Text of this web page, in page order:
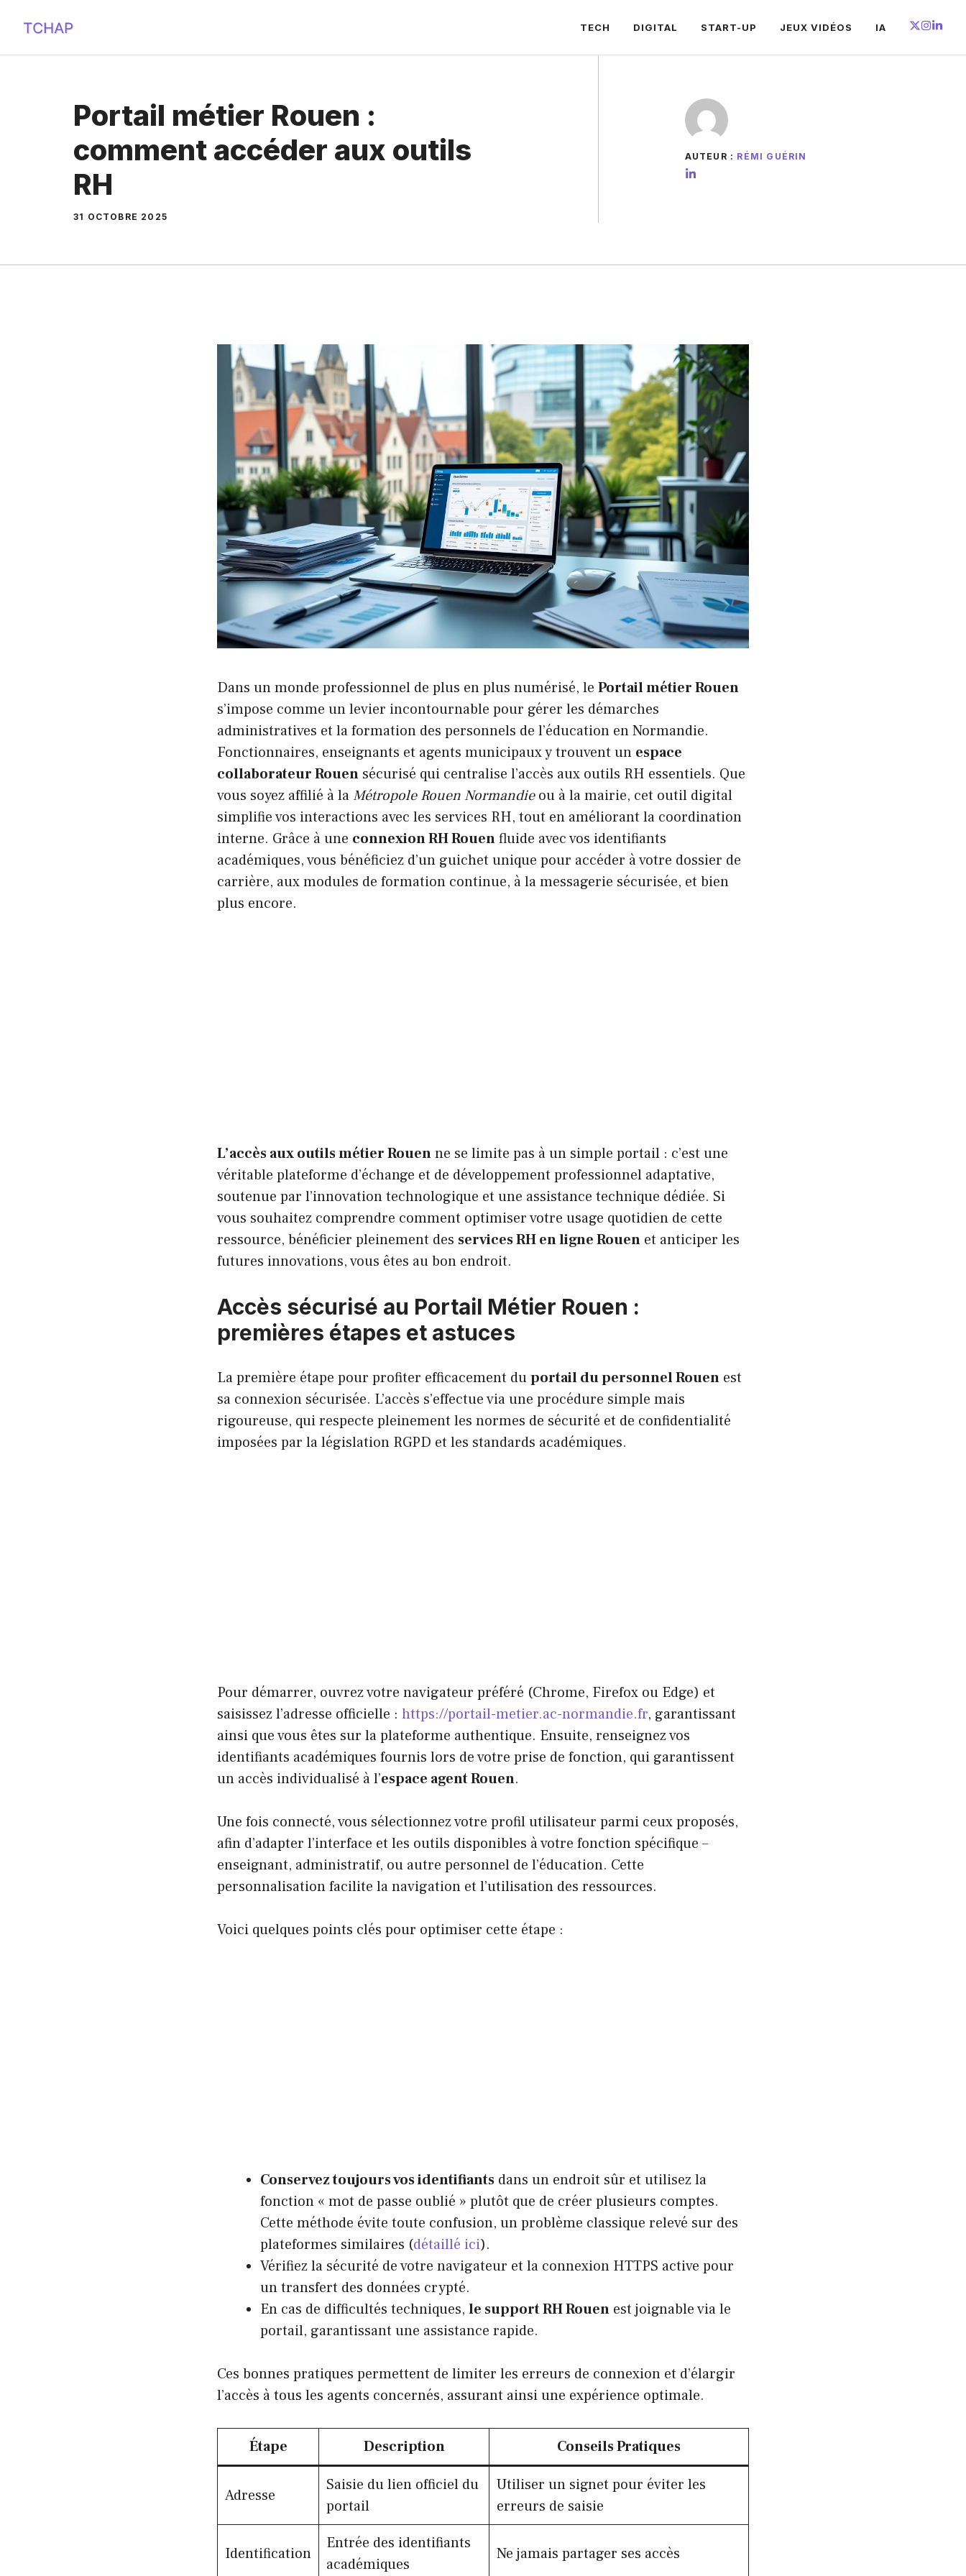
contenu
TECH DIGITAL START-UP JEUX VIDÉOS IA
Portail métier Rouen :
comment accéder aux outils
RH
31 OCTOBRE 2025
AUTEUR : RÉMI GUÉRIN
Dans un monde professionnel de plus en plus numérisé, le Portail métier Rouen
s’impose comme un levier incontournable pour gérer les démarches
administratives et la formation des personnels de l’éducation en Normandie.
Fonctionnaires, enseignants et agents municipaux y trouvent un espace
collaborateur Rouen sécurisé qui centralise l’accès aux outils RH essentiels. Que
vous soyez affilié à la Métropole Rouen Normandieou à la mairie, cet outil digital
simplifie vos interactions avec les services RH, tout en améliorant la coordination
interne. Grâce à une connexion RH Rouenfluide avec vos identifiants
académiques, vous bénéficiez d’un guichet unique pour accéder à votre dossier de
carrière, aux modules de formation continue, à la messagerie sécurisée, et bien
plus encore.
L’accès aux outils métier Rouenne se limite pas à un simple portail : c’est une
véritable plateforme d’échange et de développement professionnel adaptative,
soutenue par l’innovation technologique et une assistance technique dédiée. Si
vous souhaitez comprendre comment optimiser votre usage quotidien de cette
ressource, bénéficier pleinement des services RH en ligne Rouen et anticiper les
futures innovations, vous êtes au bon endroit.
Accès sécurisé au Portail Métier Rouen :
premières étapes et astuces
La première étape pour profiter efficacement duportail du personnel Rouen est
sa connexion sécurisée. L’accès s’effectue via une procédure simple mais
rigoureuse, qui respecte pleinement les normes de sécurité et de confidentialité
imposées par la législation RGPD et les standards académiques.
Pour démarrer, ouvrez votre navigateur préféré (Chrome, Firefox ou Edge) et
saisissez l’adresse officielle : https://portail-metier.ac-normandie.fr, garantissant
ainsi que vous êtes sur la plateforme authentique. Ensuite, renseignez vos
identifiants académiques fournis lors de votre prise de fonction, qui garantissent
un accès individualisé à l’espace agent Rouen.
Une fois connecté, vous sélectionnez votre profil utilisateur parmi ceux proposés,
afin d’adapter l’interface et les outils disponibles à votre fonction spécifique –
enseignant, administratif, ou autre personnel de l’éducation. Cette
personnalisation facilite la navigation et l’utilisation des ressources.
Voici quelques points clés pour optimiser cette étape :
Conservez toujours vos identifiants dans un endroit sûr et utilisez la
fonction « mot de passe oublié » plutôt que de créer plusieurs comptes.
Cette méthode évite toute confusion, un problème classique relevé sur des
plateformes similaires (détaillé ici).
Vérifiez la sécurité de votre navigateur et la connexion HTTPS active pour
un transfert des données crypté.
En cas de difficultés techniques, le support RH Rouen est joignable via le
portail, garantissant une assistance rapide.
Ces bonnes pratiques permettent de limiter les erreurs de connexion et d’élargir
l’accès à tous les agents concernés, assurant ainsi une expérience optimale.
Étape Description Conseils Pratiques
Adresse
Saisie du lien officiel du
portail
Utiliser un signet pour éviter les
erreurs de saisie
Identification
Entrée des identifiants
académiques
Ne jamais partager ses accès